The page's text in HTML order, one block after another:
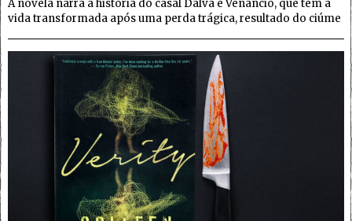
A novela narra a história do casal Dalva e Venâncio, que tem a
vida transformada após uma perda trágica, resultado do ciúme